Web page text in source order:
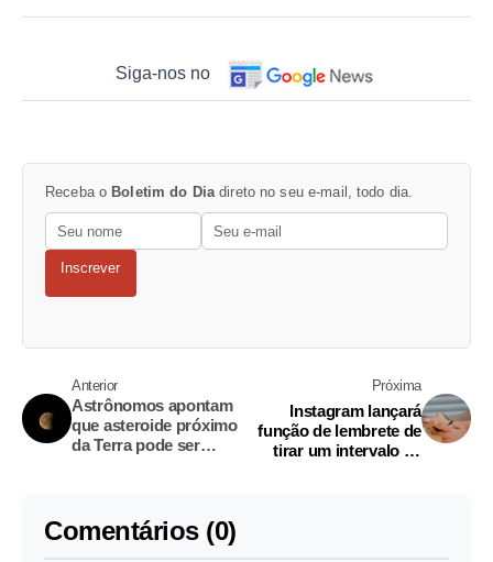
Siga-nos no
Receba o Boletim do Dia direto no seu e-mail, todo dia.
Inscrever
Anterior
Astrônomos apontam
que asteroide próximo
da Terra pode ser
Próxima
Instagram lançará
função de lembrete de
tirar um intervalo da
Comentários (0)